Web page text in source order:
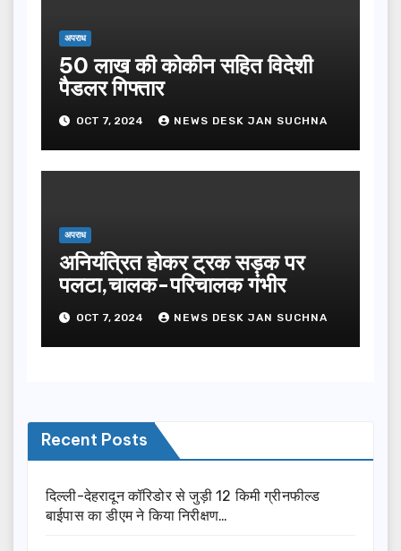
अपराध
50 लाख की कोकीन सहित विदेशी
पैडलर गिफ्तार
OCT 7, 2024 NEWS DESK JAN SUCHNA
अपराध
अनियंत्रित होकर ट्रक सड़क पर
पलटा,चालक-परिचालक गंभीर
OCT 7, 2024 NEWS DESK JAN SUCHNA
Recent Posts
दिल्ली-देहरादून कॉरिडोर से जुड़ी 12 किमी ग्रीनफील्ड
बाईपास का डीएम ने किया निरीक्षण…